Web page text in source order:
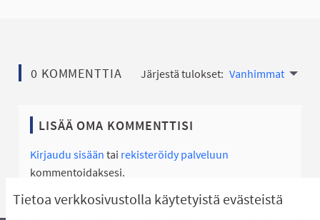
Tietoa verkkosivustolla käytetyistä evästeistä
0 KOMMENTTIA Järjestä tulokset: Vanhimmat
LISÄÄ OMA KOMMENTTISI
Kirjaudu sisään tai rekisteröidy palveluun
kommentoidaksesi.